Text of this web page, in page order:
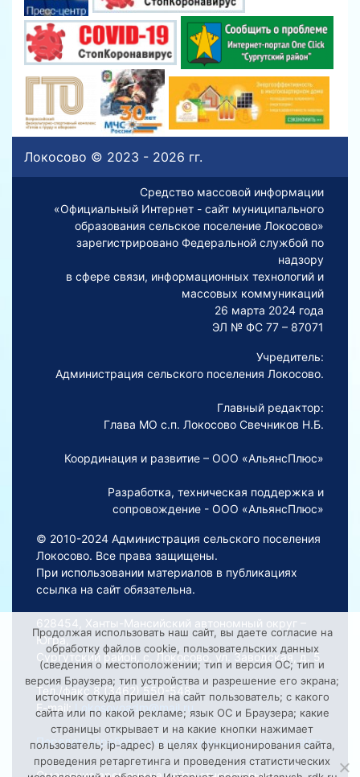
Локосово © 2023 - 2026 гг.
Средство массовой информации
«Официальный Интернет - сайт муниципального
образования сельское поселение Локосово»
зарегистрировано Федеральной службой по
надзору
в сфере связи, информационных технологий и
массовых коммуникаций
26 марта 2024 года
ЭЛ № ФС 77 – 87071
Учредитель:
Администрация сельского поселения Локосово.
Главный редактор:
Глава МО с.п. Локосово Свечников Н.Б.
Координация и развитие – ООО «АльянсПлюс»
Разработка, техническая поддержка и
сопровождение - ООО «АльянсПлюс»
© 2010-2024 Администрация сельского поселения
Локосово. Все права защищены.
При использовании материалов в публикациях
ссылка на сайт обязательна.
628454, Ханты-Мансийский автономный округ –
Югра,
Сургутский район, с. Локосово, ул. Заводская, д. 5
Тел./факс 8 (3462) 550-548
E-mail:
Lokosovoadm@mail.ru
Порядок обработки персональных данных на сайте
Продолжая использовать наш сайт, вы даете согласие на
обработку файлов cookie, пользовательских данных
(сведения о местоположении; тип и версия ОС; тип и
версия Браузера; тип устройства и разрешение его экрана;
источник откуда пришел на сайт пользователь; с какого
сайта или по какой рекламе; язык ОС и Браузера; какие
страницы открывает и на какие кнопки нажимает
пользователь; ip-адрес) в целях функционирования сайта,
проведения ретаргетинга и проведения статистических